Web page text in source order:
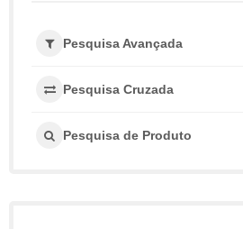
Pesquisa Avançada
Pesquisa Cruzada
Pesquisa de Produto